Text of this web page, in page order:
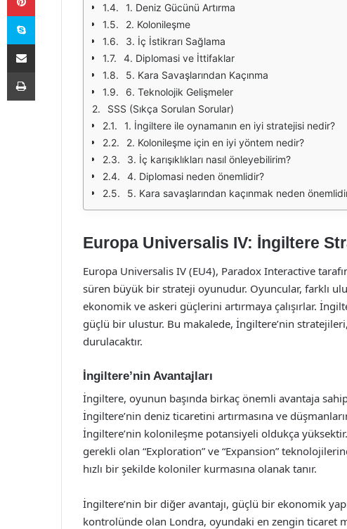
1. Deniz Gücünü Artırma
2. Kolonileşme
3. İç İstikrarı Sağlama
4. Diplomasi ve İttifaklar
5. Kara Savaşlarından Kaçınma
6. Teknolojik Gelişmeler
SSS (Sıkça Sorulan Sorular)
1. İngiltere ile oynamanın en iyi stratejisi nedir?
2. Kolonileşme için en iyi yöntem nedir?
3. İç karışıklıkları nasıl önleyebilirim?
4. Diplomasi neden önemlidir?
5. Kara savaşlarından kaçınmak neden
Europa Universalis IV: İngiltere
Europa Universalis IV (EU4), Paradox Interactive
süren büyük bir strateji oyunudur. Oyuncular, farklı
ekonomik ve askeri güçlerini artırmaya çalışırlar.
güçlü bir ulustur. Bu makalede, İngiltere’nin
durulacaktır.
İngiltere’nin Avantajları
İngiltere, oyunun başında birkaç önemli avantaja
İngiltere’nin deniz ticaretini artırmasına ve
İngiltere’nin kolonileşme potansiyeli oldukça
gerekli olan “Exploration” ve “Expansion”
hızlı bir şekilde koloniler kurmasına olanak tanır.
İngiltere’nin bir diğer avantajı, güçlü bir ekonomik
kontrolünde olan Londra, oyundaki en zengin ticaret
Skype
E-Posta ile paylaş